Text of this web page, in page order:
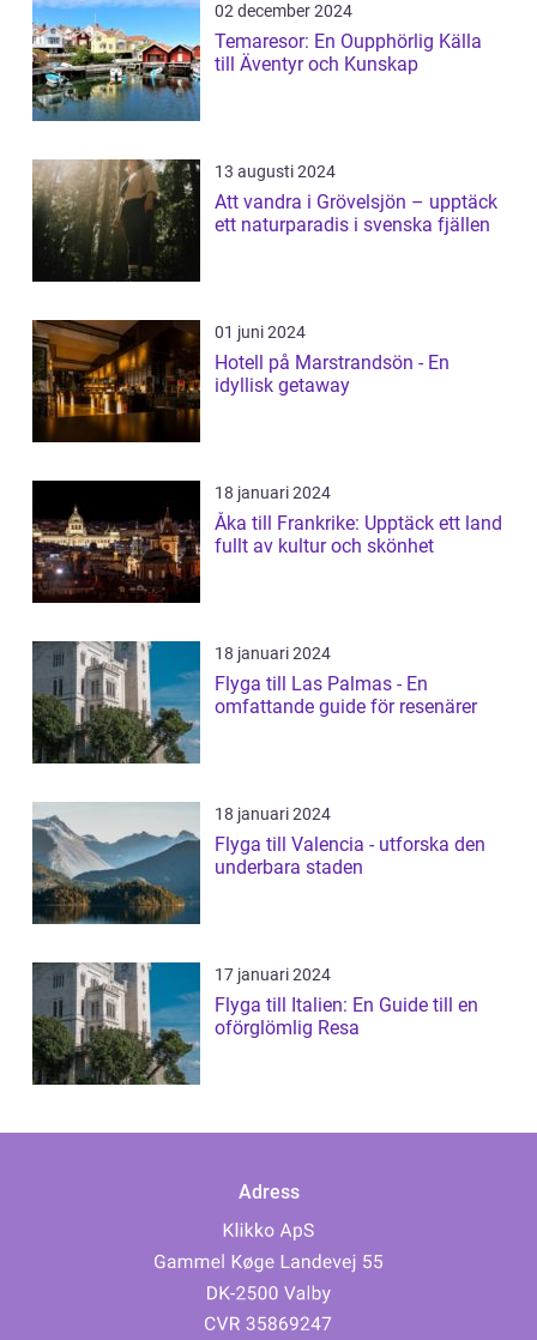
02 december 2024
Temaresor: En Oupphörlig Källa
till Äventyr och Kunskap
13 augusti 2024
Att vandra i Grövelsjön – upptäck
ett naturparadis i svenska fjällen
01 juni 2024
Hotell på Marstrandsön - En
idyllisk getaway
18 januari 2024
Åka till Frankrike: Upptäck ett land
fullt av kultur och skönhet
18 januari 2024
Flyga till Las Palmas - En
omfattande guide för resenärer
18 januari 2024
Flyga till Valencia - utforska den
underbara staden
17 januari 2024
Flyga till Italien: En Guide till en
oförglömlig Resa
Adress